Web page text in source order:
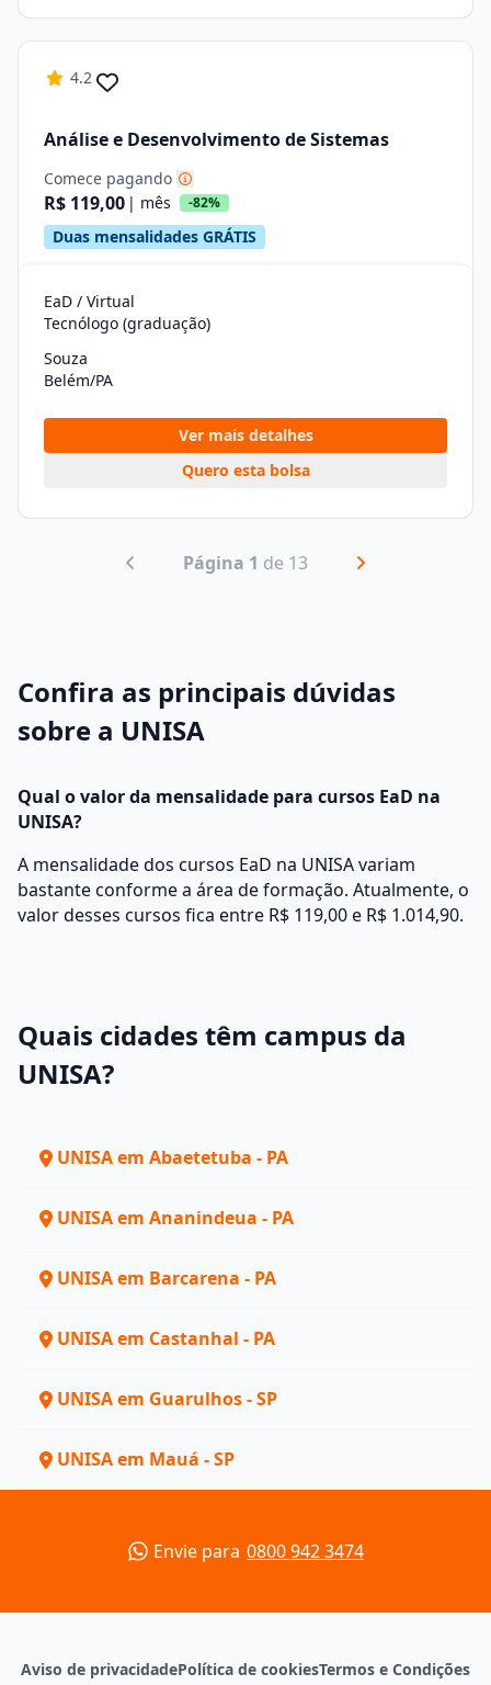
4.2
Análise e Desenvolvimento de Sistemas
Comece pagando
R$ 119,00 | mês -82%
Duas mensalidades GRÁTIS
EaD / Virtual
Tecnólogo (graduação)
Souza
Belém/PA
Ver mais detalhes
Quero esta bolsa
Página 1 de 13
Confira as principais dúvidas
sobre a UNISA
Qual o valor da mensalidade para cursos EaD na
UNISA?
A mensalidade dos cursos EaD na UNISA variam
bastante conforme a área de formação. Atualmente, o
valor desses cursos fica entre R$ 119,00 e R$ 1.014,90.
Quais cidades têm campus da
UNISA?
UNISA em Abaetetuba - PA
UNISA em Ananindeua - PA
UNISA em Barcarena - PA
UNISA em Castanhal - PA
UNISA em Guarulhos - SP
UNISA em Mauá - SP
Envie para 0800 942 3474
Aviso de privacidadePolítica de cookiesTermos e Condições